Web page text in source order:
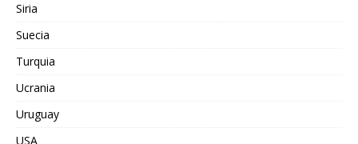
Siria
Suecia
Turquia
Ucrania
Uruguay
USA